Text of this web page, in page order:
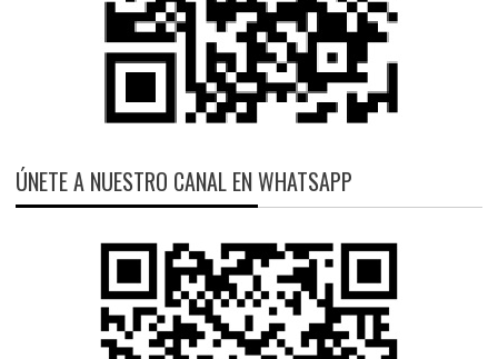
ÚNETE A NUESTRO CANAL EN WHATSAPP